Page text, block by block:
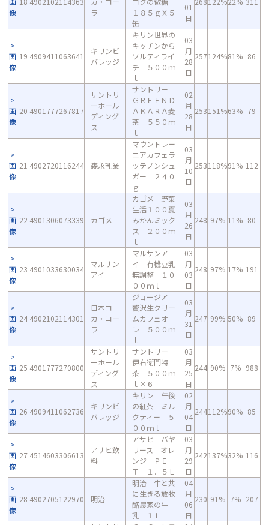
像
ラ
１８５ｇＸ５
缶
01
日
画
像
19 4909411063641
キリンビ
バレッジ
キリン世界の
キッチンから
ソルティライ
チ ５００ｍ
ｌ
03
月
28
日
257124%81% 86
画
像
20 4901777267817
サントリ
ーホール
ディング
ス
サントリー
ＧＲＥＥＮＤ
ＡＫＡＲＡ麦
茶 ５５０ｍ
ｌ
02
月
28
日
253151%63% 79
画
像
21 4902720116244 森永乳業
マウントレー
ニアカフェラ
ッテノンシュ
ガー ２４０
ｇ
03
月
10
日
253118%91% 112
画
像
22 4901306073339 カゴメ
カゴメ 野菜
生活１００夏
みかんミック
ス ２００ｍ
ｌ
03
月
26
日
248 97% 11% 80
画
像
23 4901033630034
マルサン
アイ
マルサンア
イ 有機豆乳
無調整 １０
００ｍｌ
03
月
03
日
248 97% 17% 191
画
像
24 4902102114301
日本コ
カ・コー
ラ
ジョージア
贅沢生クリー
ムカフェオ
レ ５００ｍ
ｌ
03
月
31
日
247 99% 50% 89
画
像
25 4901777270800
サントリ
ーホール
ディング
ス
サントリー
伊右衛門特
茶 ５００ｍ
ｌ×６
03
月
25
日
244 90% 7% 988
画
像
26 4909411062736
キリンビ
バレッジ
キリン 午後
の紅茶 ミル
クティー ５
００ｍｌ
02
月
04
日
244112%90% 85
画
像
27 4514603306613
アサヒ飲
料
アサヒ バヤ
リース オレ
ンジ ＰＥ
Ｔ １．５Ｌ
03
月
29
日
242137%32% 116
画
像
28 4902705122970 明治
明治 牛と共
に生きる放牧
酪農家の牛
乳 １Ｌ
04
月
06
日
230 91% 7% 207